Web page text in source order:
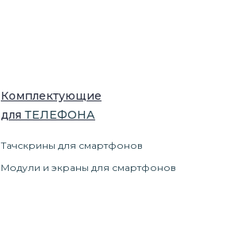
Комплектующие
для ТЕЛЕФОНА
Тачскрины для смартфонов
Модули и экраны для смартфонов